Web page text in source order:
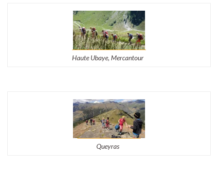
Haute Ubaye, Mercantour
Queyras